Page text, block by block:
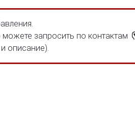
запросить по контактам
описание).